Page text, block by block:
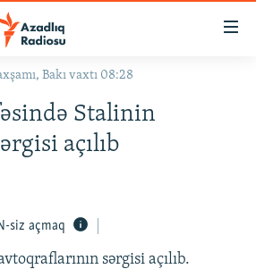
Bakı vaxtı 08:28
Stalinin
açılıb
siz açmaq
sərgisi açılıb.